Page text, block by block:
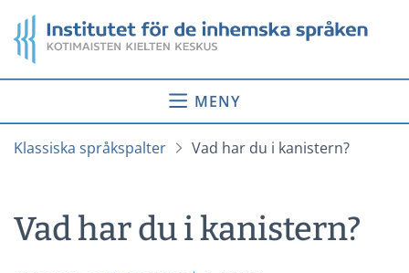
till
innehåll
Startsida
MENY
Klassiska språkspalter Vad har du i kanistern?
Vad har du i kanistern?